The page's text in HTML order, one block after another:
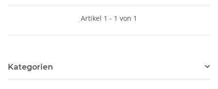
Artikel 1 - 1 von 1
Kategorien